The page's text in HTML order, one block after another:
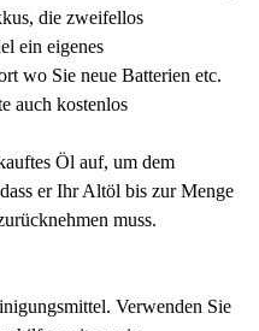
die zweifellos
ein eigenes
wo Sie neue Batterien etc.
auch kostenlos
Öl auf, um dem
er Ihr Altöl bis zur Menge
muss.
Verwenden Sie